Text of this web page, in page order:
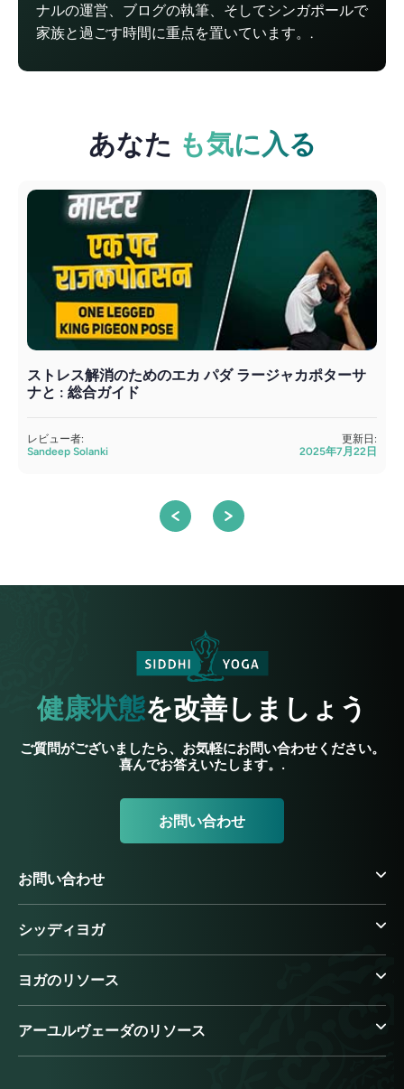
ナルの運営、ブログの執筆、そしてシンガポールで
家族と過ごす時間に重点を置いています。.
あなた も気に入る
ストレス解消のためのエカ パダ ラージャカポターサ
ナと : 総合ガイド
レビュー者:
Sandeep Solanki
更新日:
2025年7月22日
健康状態を改善しましょう
ご質問がございましたら、お気軽にお問い合わせください。
喜んでお答えいたします。.
お問い合わせ
お問い合わせ
シッディヨガ
ヨガのリソース
アーユルヴェーダのリソース